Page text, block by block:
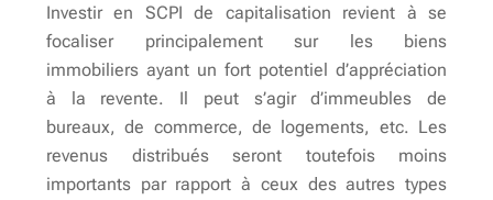
Investir en SCPI de capitalisation revient à se
focaliser principalement sur les biens
immobiliers ayant un fort potentiel d’appréciation
à la revente. Il peut s’agir d’immeubles de
bureaux, de commerce, de logements, etc. Les
revenus distribués seront toutefois moins
importants par rapport à ceux des autres types